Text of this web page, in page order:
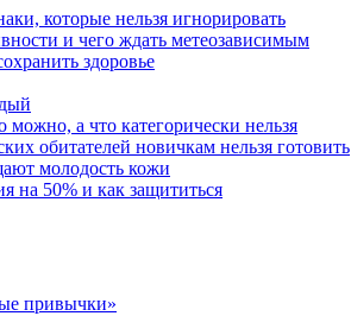
которые нельзя игнорировать
и чего ждать метеозависимым
здоровье
а что категорически нельзя
обитателей новичкам нельзя готовить
молодость кожи
на 50% и как защититься
привычки»